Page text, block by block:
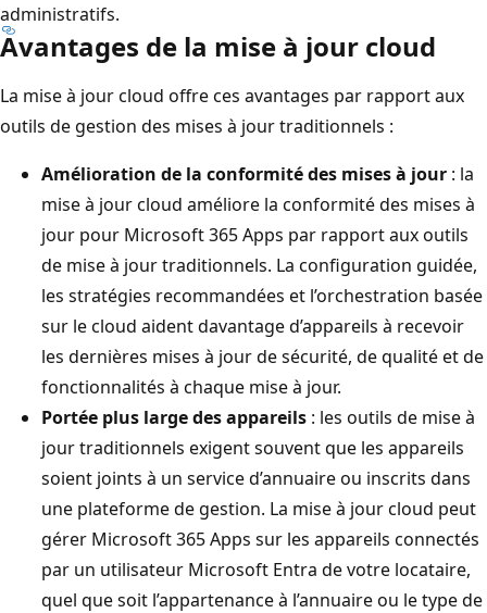
administratifs.
Avantages de la mise à jour cloud
La mise à jour cloud offre ces avantages par rapport aux
outils de gestion des mises à jour traditionnels :
Amélioration de la conformité des mises à jour : la
mise à jour cloud améliore la conformité des mises à
jour pour Microsoft 365 Apps par rapport aux outils
de mise à jour traditionnels. La configuration guidée,
les stratégies recommandées et l’orchestration basée
sur le cloud aident davantage d’appareils à recevoir
les dernières mises à jour de sécurité, de qualité et de
fonctionnalités à chaque mise à jour.
Portée plus large des appareils : les outils de mise à
jour traditionnels exigent souvent que les appareils
soient joints à un service d’annuaire ou inscrits dans
une plateforme de gestion. La mise à jour cloud peut
gérer Microsoft 365 Apps sur les appareils connectés
par un utilisateur Microsoft Entra de votre locataire,
quel que soit l’appartenance à l’annuaire ou le type de